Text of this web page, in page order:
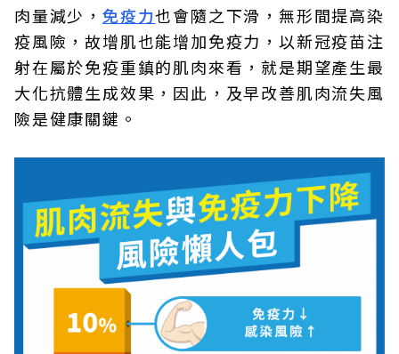
肉量減少， 免疫力也會隨之下滑，無形間提高染
疫風險，故增肌也能增加免疫力，以新冠疫苗注
射在屬於免疫重鎮的肌肉來看，就是期望產生最
大化抗體生成效果，因此，及早改善肌肉流失風
險是健康關鍵。